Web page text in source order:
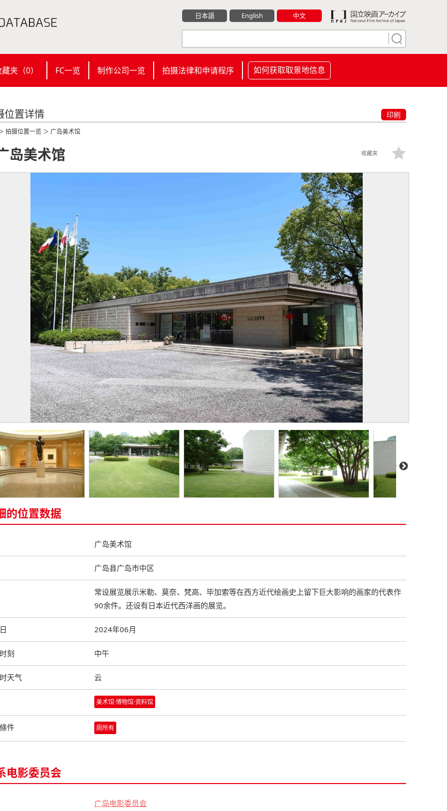
日本語 English 中文
夹（0） FC一览 制作公司一览 拍摄法律和申请程序 如何获取取景地信息
位置详情 印刷
拍摄位置一览 ＞ 广岛美术馆
岛美术馆 收藏夹
的位置数据
广岛美术馆
广岛县广岛市中区
常设展览展示米勒、莫奈、梵高、毕加索等在西方近代绘画史上留下巨大影响的画家的代表作
90余件。还设有日本近代西洋画的展览。
2024年06月
刻 中午
天气 云
美术馆·博物馆·资料馆
件 厕所有
电影委员会
广岛电影委员会